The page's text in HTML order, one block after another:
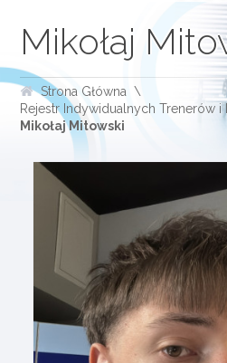
Mikołaj
Strona Główna
Rejestr Indywidualnych Trenerów i
Mikołaj Mitowski